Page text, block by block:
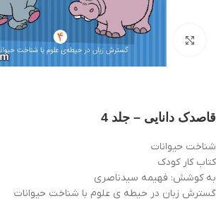
بزرگنمایی تصویر
قاصدک دانایی – جلد 4
شناخت حیوانات
کتاب کار کودک
به کوشش: فهیمه سیدناصری
گسترش زبان در حیطه ی علوم با شناخت حیوانات